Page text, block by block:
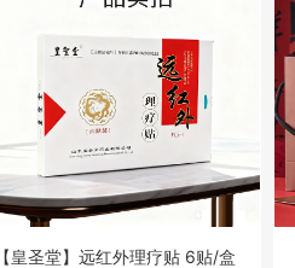
【皇圣堂】远红外理疗贴 6贴/盒